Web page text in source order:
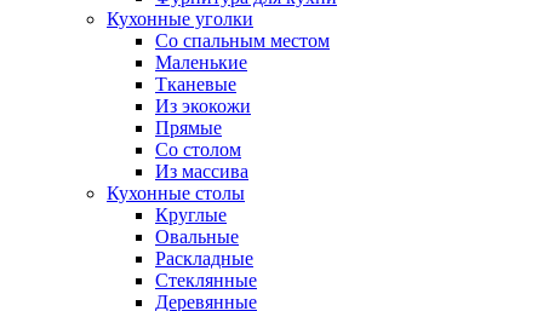
Кухонные уголки
Со спальным местом
Маленькие
Тканевые
Из экокожи
Прямые
Со столом
Из массива
Кухонные столы
Круглые
Овальные
Раскладные
Стеклянные
Деревянные